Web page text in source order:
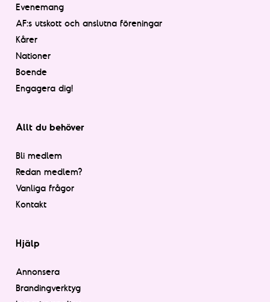
Evenemang
AF:s utskott och anslutna föreningar
Kårer
Nationer
Boende
Engagera dig!
Allt du behöver
Bli medlem
Redan medlem?
Vanliga frågor
Kontakt
Hjälp
Annonsera
Brandingverktyg